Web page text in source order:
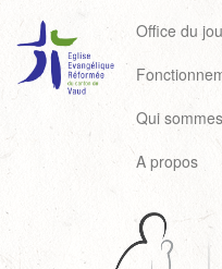
Office du
Qui
A propos